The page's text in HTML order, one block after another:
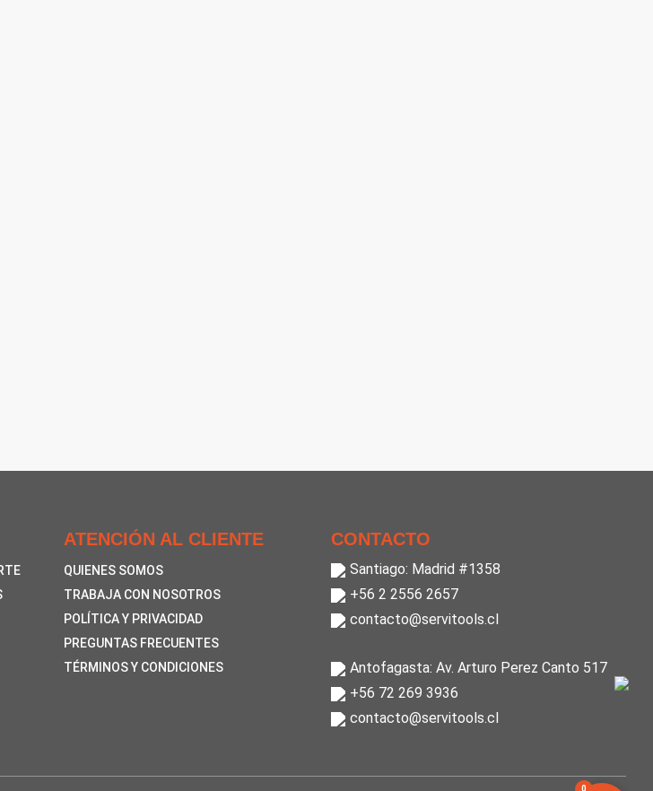
ATENCIÓN AL CLIENTE
QUIENES SOMOS
TRABAJA CON NOSOTROS
POLÍTICA Y PRIVACIDAD
PREGUNTAS FRECUENTES
TÉRMINOS Y CONDICIONES
CONTACTO
Santiago: Madrid #1358
+56 2 2556 2657
contacto@servitools.cl
Antofagasta: Av. Arturo Perez Canto 517
+56 72 269 3936
contacto@servitools.cl
0